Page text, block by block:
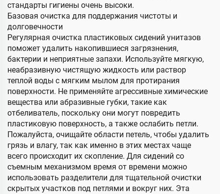
стандарты гигиены очень высоки.
Базовая очистка для поддержания чистоты и
долговечности
Регулярная очистка пластиковых сидений унитазов
поможет удалить накопившиеся загрязнения,
бактерии и неприятные запахи. Используйте мягкую,
неабразивную чистящую жидкость или раствор
теплой воды с мягким мылом для протирания
поверхности. Не применяйте агрессивные химические
вещества или абразивные губки, такие как
отбеливатель, поскольку они могут повредить
пластиковую поверхность, а также ослабить петли.
Пожалуйста, очищайте области петель, чтобы удалить
грязь и влагу, так как именно в этих местах чаще
всего происходит их скопление. Для сидений со
съемным механизмом время от времени можно
использовать разделители для тщательной очистки
скрытых участков под петлями и вокруг них. Эта